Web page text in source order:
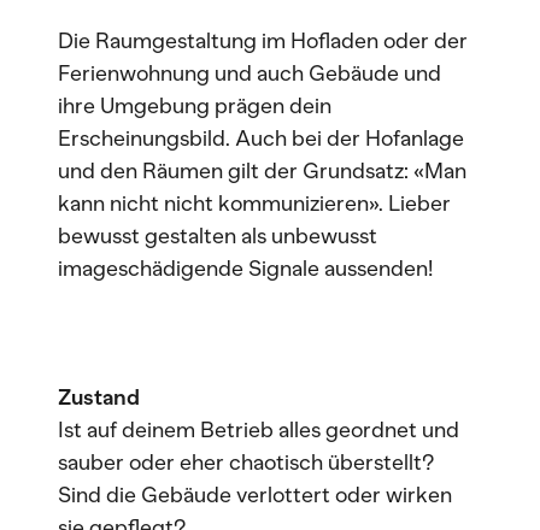
Die Raumgestaltung im Hofladen oder der
Ferienwohnung und auch Gebäude und
ihre Umgebung prägen dein
Erscheinungsbild. Auch bei der Hofanlage
und den Räumen gilt der Grundsatz: «Man
kann nicht nicht kommunizieren». Lieber
bewusst gestalten als unbewusst
imageschädigende Signale aussenden!
Zustand
Ist auf deinem Betrieb alles geordnet und
sauber oder eher chaotisch überstellt?
Sind die Gebäude verlottert oder wirken